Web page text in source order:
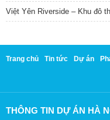
Việt Yên Riverside – Khu đô
Trang chủ Tin tức Dự án
THÔNG TIN DỰ ÁN HÀ